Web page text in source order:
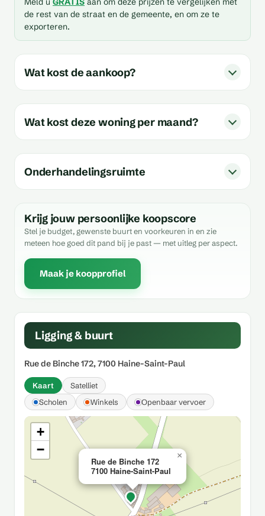
de rest van de straat en de gemeente, en om ze te
exporteren.
Wat kost de aankoop?
Wat kost deze woning per maand?
Onderhandelingsruimte
Krijg jouw persoonlijke koopscore
Stel je budget, gewenste buurt en voorkeuren in en zie
meteen hoe goed dit pand bij je past — met uitleg per aspect.
Maak je koopprofiel
Ligging & buurt
Rue de Binche 172, 7100 Haine-Saint-Paul
Kaart
Satelliet
Scholen
Winkels Openbaar vervoer
Rue de Binche 172
7100 Haine-Saint-Paul
×
+
−